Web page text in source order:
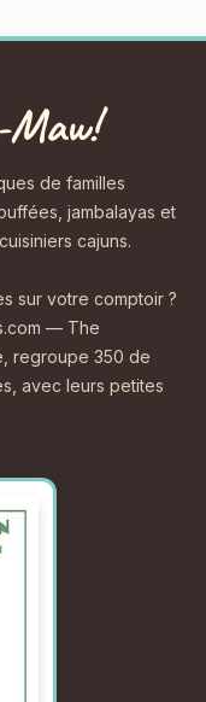
Maw!
de familles
jambalayas et
cajuns.
sur votre comptoir ?
— The
regroupe 350 de
avec leurs petites